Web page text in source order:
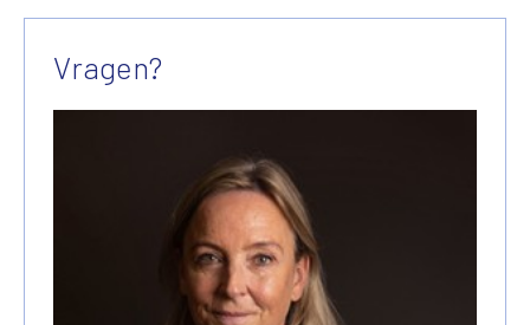
Vragen?